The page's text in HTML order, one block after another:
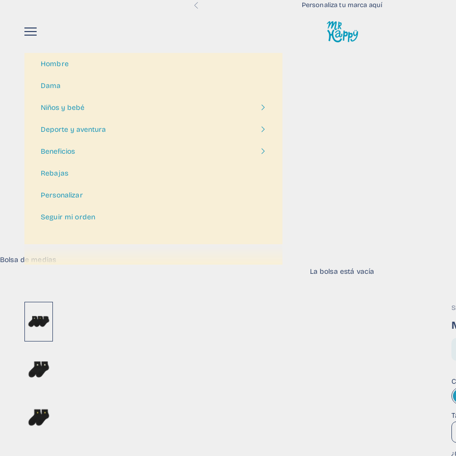
Anterior Personaliza tu marca aquí
Mr Happy Calcetines
Menú
Hombre
Dama
Niños y bebé
Deporte y aventura
Beneficios
Rebajas
Personalizar
Seguir mi orden
Bolsa de medias
La bolsa está vacía